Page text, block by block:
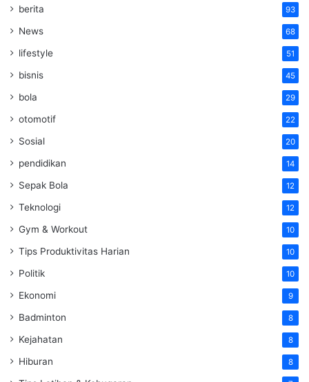
berita 93
News 68
lifestyle 51
bisnis 45
bola 29
otomotif 22
Sosial 20
pendidikan 14
Sepak Bola 12
Teknologi 12
Gym & Workout 10
Tips Produktivitas Harian 10
Politik 10
Ekonomi 9
Badminton 8
Kejahatan 8
Hiburan 8